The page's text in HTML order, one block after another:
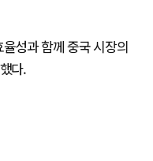
성과 함께 중국 시장의
다.